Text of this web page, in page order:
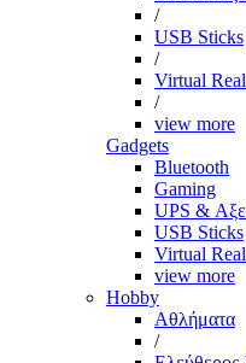
/
USB Sticks
/
Virtual
/
view more
Gadgets
Bluetooth
Gaming
UPS &
USB Sticks
Virtual
view more
Hobby
Αθλήματα
/